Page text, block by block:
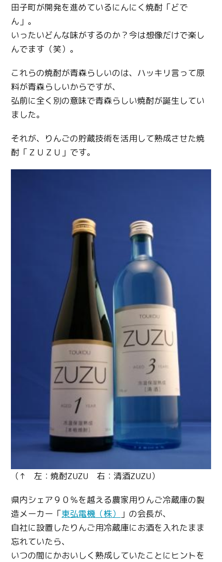
田子町が開発を進めているにんにく焼酎「どで
ん」。
いったいどんな味がするのか？今は想像だけで楽し
んでます（笑）。
これらの焼酎が青森らしいのは、ハッキリ言って原
料が青森らしいからですが、
弘前に全く別の意味で青森らしい焼酎が誕生してい
ました。
それが、りんごの貯蔵技術を活用して熟成させた焼
酎「ＺＵＺＵ」です。
（↑ 左：焼酎ZUZU 右：清酒ZUZU）
県内シェア９０％を越える農家用りんご冷蔵庫の製
造メーカー「東弘電機（株）
」の会長が、
自社に設置したりんご用冷蔵庫にお酒を入れたまま
忘れていたら、
いつの間にかおいしく熟成していたことにヒントを
Twitter
Facebook
Line
Copy URL